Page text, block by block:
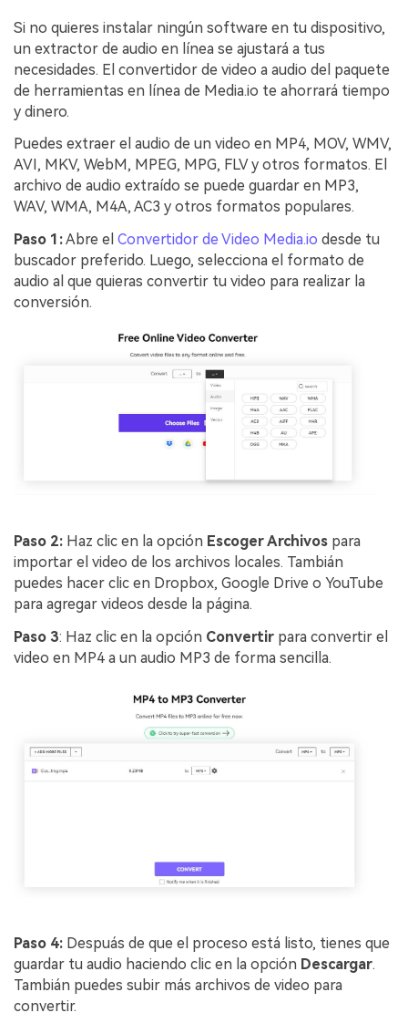
Si no quieres instalar ningún software en tu dispositivo,
un extractor de audio en línea se ajustará a tus
necesidades. El convertidor de video a audio del paquete
de herramientas en línea de Media.io te ahorrará tiempo
y dinero.
Puedes extraer el audio de un video en MP4, MOV, WMV,
AVI, MKV, WebM, MPEG, MPG, FLV y otros formatos. El
archivo de audio extraído se puede guardar en MP3,
WAV, WMA, M4A, AC3 y otros formatos populares.
Paso 1:Abre el Convertidor de Video Media.io desde tu
buscador preferido. Luego, selecciona el formato de
audio al que quieras convertir tu video para realizar la
conversión.
Paso 2: Haz clic en la opción Escoger Archivos para
importar el video de los archivos locales. Tambián
puedes hacer clic en Dropbox, Google Drive o YouTube
para agregar videos desde la página.
Paso 3: Haz clic en la opción Convertir para convertir el
video en MP4 a un audio MP3 de forma sencilla.
Paso 4: Despuás de que el proceso está listo, tienes que
guardar tu audio haciendo clic en la opción Descargar.
Tambián puedes subir más archivos de video para
convertir.